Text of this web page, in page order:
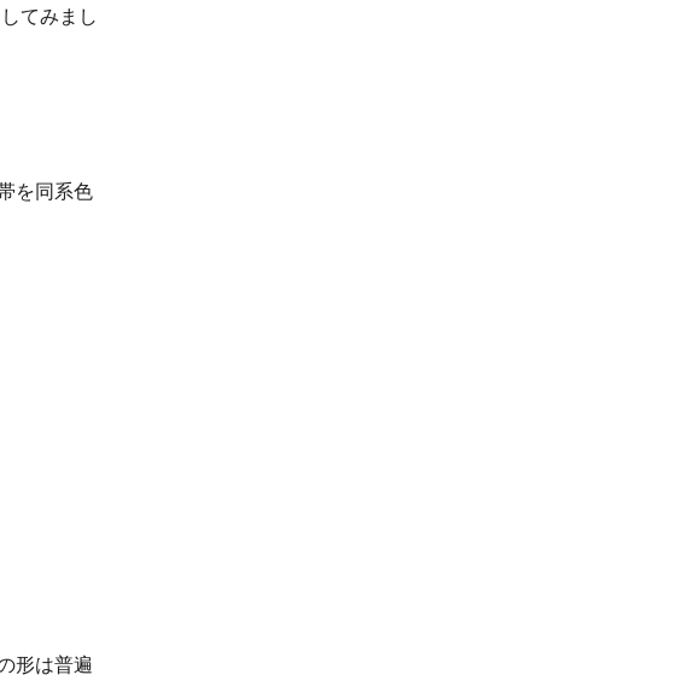
てみまし
を同系色
形は普遍